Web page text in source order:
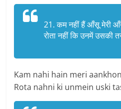
21. कम नहीं हैं आँसू मेरी
रोता नहीं कि उनमें उसकी
Kam nahi hain meri
Rota nahni ki unmein uski